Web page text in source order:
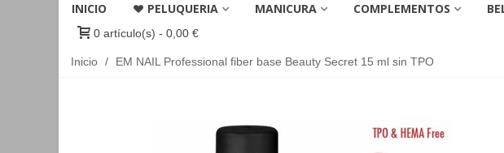
INICIO PELUQUERIA MANICURA COMPLEMENTOS
0 artículo(s) - 0,00 €
Inicio / EM NAIL Professional fiber base Beauty Secret 15 ml sin TPO